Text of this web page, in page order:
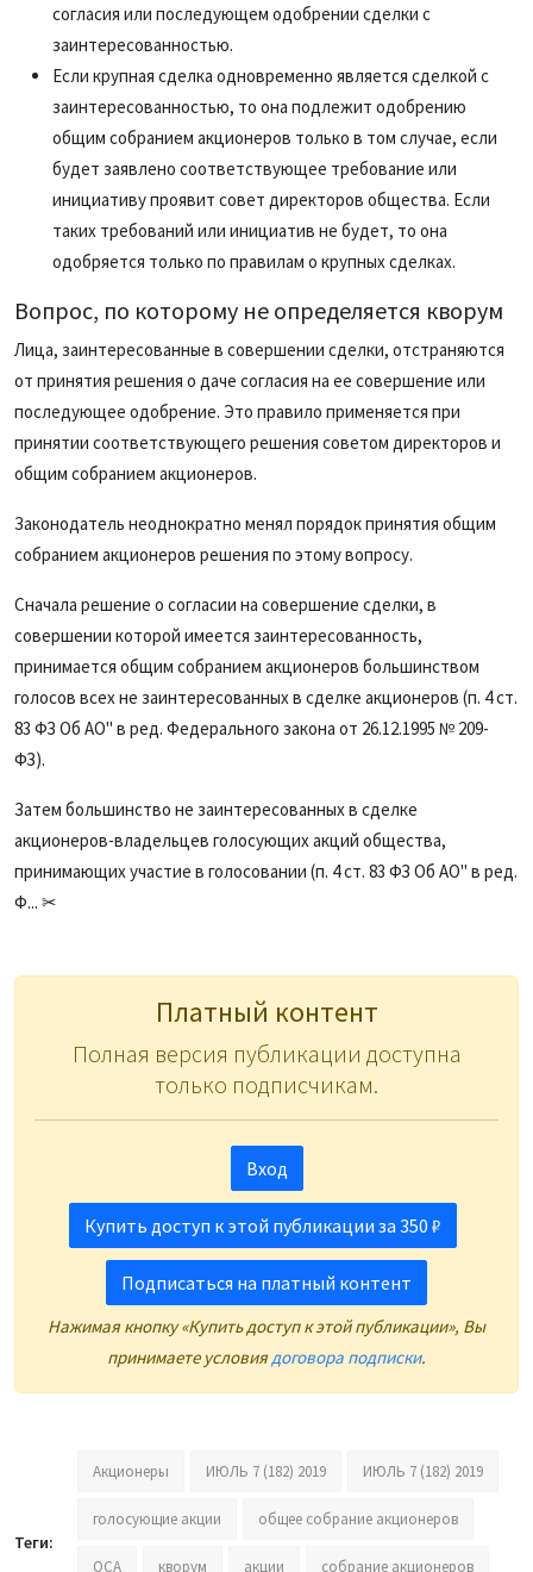
согласия или последующем одобрении сделки с
заинтересованностью.
Если крупная сделка одновременно является сделкой с
заинтересованностью, то она подлежит одобрению
общим собранием акционеров только в том случае, если
будет заявлено соответствующее требование или
инициативу проявит совет директоров общества. Если
таких требований или инициатив не будет, то она
одобряется только по правилам о крупных сделках.
Вопрос, по которому не определяется кворум
Лица, заинтересованные в совершении сделки, отстраняются
от принятия решения о даче согласия на ее совершение или
последующее одобрение. Это правило применяется при
принятии соответствующего решения советом директоров и
общим собранием акционеров.
Законодатель неоднократно менял порядок принятия общим
собранием акционеров решения по этому вопросу.
Сначала решение о согласии на совершение сделки, в
совершении которой имеется заинтересованность,
принимается общим собранием акционеров большинством
голосов всех не заинтересованных в сделке акционеров (п. 4 ст.
83 ФЗ Об АО" в ред. Федерального закона от 26.12.1995 № 209-
ФЗ).
Затем большинство не заинтересованных в сделке
акционеров-владельцев голосующих акций общества,
принимающих участие в голосовании (п. 4 ст. 83 ФЗ Об АО" в ред.
Ф... ✂
Платный контент
Полная версия публикации доступна
только подписчикам.
Вход
Купить доступ к этой публикации за 350 ₽
Подписаться на платный контент
Нажимая кнопку «Купить доступ к этой публикации», Вы
принимаете условия договора подписки.
Теги:
Акционеры ИЮЛЬ 7 (182) 2019 ИЮЛЬ 7 (182) 2019
голосующие акции общее собрание акционеров
ОСА кворум акции собрание акционеров